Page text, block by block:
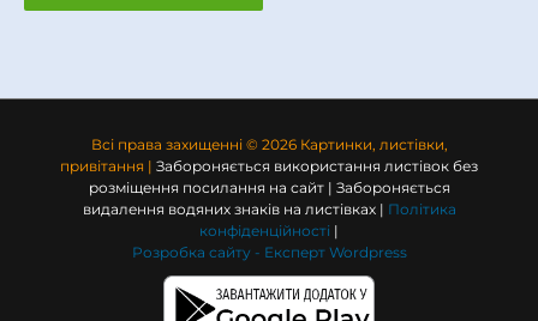
Всі права захищенні © 2026 Картинки, листівки,
привітання | Забороняється використання листівок без
розміщення посилання на сайт | Забороняється
видалення водяних знаків на листівках |
Політика
конфіденційності
Розробка сайту - Експерт Wordpress